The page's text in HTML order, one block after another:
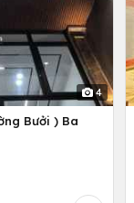
4
Bưởi ) Ba